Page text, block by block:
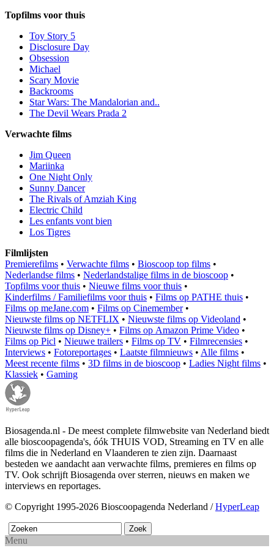
Topfilms voor thuis
Toy Story 5
Disclosure Day
Obsession
Michael
Scary Movie
Backrooms
Star Wars: The Mandalorian and..
The Devil Wears Prada 2
Verwachte films
Jim Queen
Mariinka
One Night Only
Sunny Dancer
The Rivals of Amziah King
Electric Child
Les enfants vont bien
Los Tigres
Filmlijsten
Premierefilms • Verwachte films • Bioscoop top films •
Nederlandse films • Nederlandstalige films in de bioscoop •
Topfilms voor thuis • Nieuwe films voor thuis •
Kinderfilms / Familiefilms voor thuis • Films op PATHE thuis •
Films op meJane.com • Films op Cinemember•
Nieuwste films op NETFLIX • Nieuwste films op Videoland •
Nieuwste films op Disney+ • Films op Amazon Prime Video •
Films op Picl • Nieuwe trailers • Films op TV • Filmrecensies •
Interviews • Fotoreportages • Laatste filmnieuws • Alle films •
Meest recente films • 3D films in de bioscoop • Ladies Night films •
Klassiek • Gaming
Biosagenda.nl - De meest complete filmwebsite van Nederland biedt
alle bioscoopagenda's, óók THUIS VOD, Streaming en TV en alle
films die in Nederland en Vlaanderen te zien zijn. Daarnaast
besteden we aandacht aan verwachte films, premieres en films op
TV. Ook schrijft Biosagenda over sterren, nieuws en maken we
interviews en reportages.
© Copyright 1995-2026 Bioscoopagenda Nederland /HyperLeap
Menu